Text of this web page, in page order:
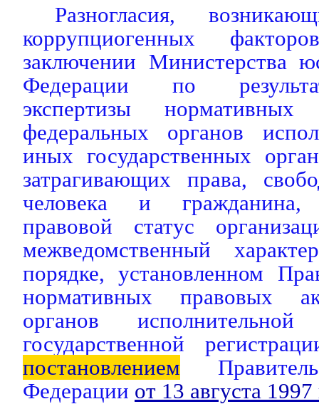
Разногласия,
коррупциогенных
заключении Министерства
Федерации по
экспертизы
федеральных органов
иных государственных
затрагивающих права,
человека и гражданина,
правовой статус
межведомственный
порядке, установленном
нормативных правовых
органов
государственной
постановлением
Федерации от 13 августа